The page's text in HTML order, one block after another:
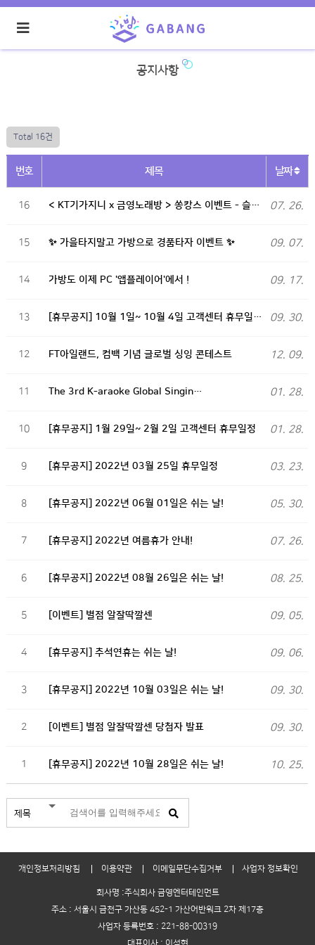
공지사항
Total 16건
번호 제목 날짜
16 < KT기가지니 x 금영노래방 > 쏭캉스 이벤트 - 슬… 07. 26.
15 ✨ 가을타지말고 가방으로 경품타자 이벤트 ✨ 09. 07.
14 가방도 이제 PC '앱플레이어'에서 ! 09. 17.
13 [휴무공지] 10월 1일~ 10월 4일 고객센터 휴무일… 09. 30.
12 FT아일랜드, 컴백 기념 글로벌 싱잉 콘테스트 12. 09.
11 The 3rd K-araoke Global Singin… 01. 28.
10 [휴무공지] 1월 29일~ 2월 2일 고객센터 휴무일정 01. 28.
9 [휴무공지] 2022년 03월 25일 휴무일정 03. 23.
8 [휴무공지] 2022년 06월 01일은 쉬는 날! 05. 30.
7 [휴무공지] 2022년 여름휴가 안내! 07. 26.
6 [휴무공지] 2022년 08월 26일은 쉬는 날! 08. 25.
5 [이벤트] 별점 알잘딱깔센 09. 05.
4 [휴무공지] 추석연휴는 쉬는 날! 09. 06.
3 [휴무공지] 2022년 10월 03일은 쉬는 날! 09. 30.
2 [이벤트] 별점 알잘딱깔센 당첨자 발표 09. 30.
1 [휴무공지] 2022년 10월 28일은 쉬는 날! 10. 25.
개인정보처리방침 이용약관 이메일무단수집거부 사업자 정보확인
회사명 :주식회사 금영엔터테인먼트
주소 : 서울시 금천구 가산동 452-1 가산어반워크 2차 제17층
사업자 등록번호 : 221-88-00319